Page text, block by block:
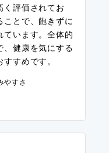
く評価されてお
ことで、飽きずに
ています。全体的
、健康を気にする
すめです。
やすさ